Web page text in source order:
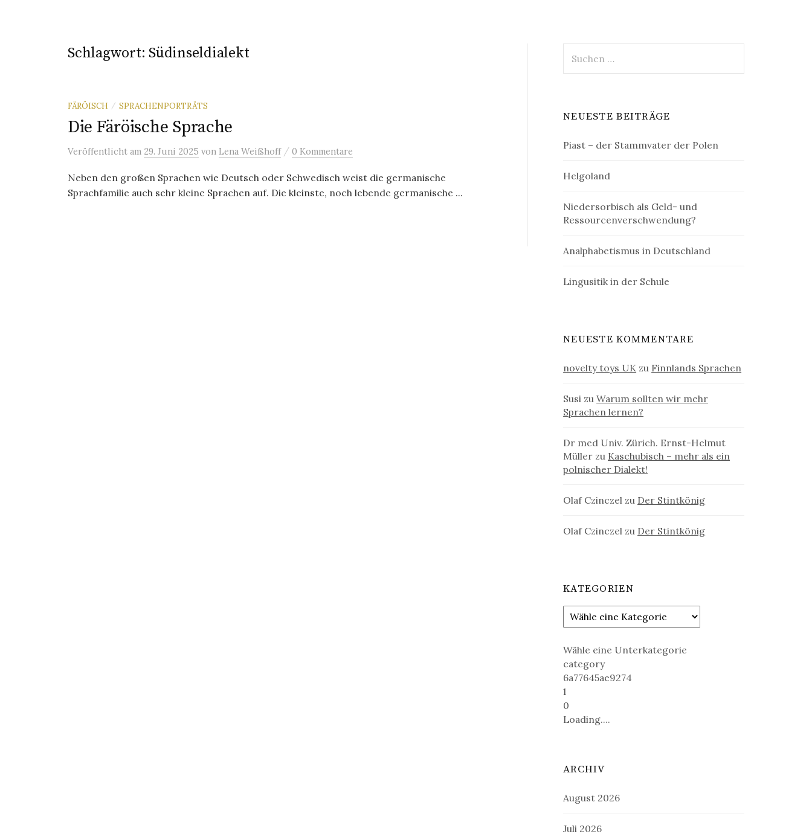
Schlagwort: Südinseldialekt
FÄRÖISCH / SPRACHENPORTRÄTS
Die Färöische Sprache
Veröffentlicht am 29. Juni 2025 von Lena Weißhoff / 0 Kommentare
Neben den großen Sprachen wie Deutsch oder Schwedisch weist die germanische
Sprachfamilie auch sehr kleine Sprachen auf. Die kleinste, noch lebende germanische ...
nach:
NEUESTE BEITRÄGE
Piast – der Stammvater der Polen
Helgoland
Niedersorbisch als Geld- und
Ressourcenverschwendung?
Analphabetismus in Deutschland
Lingusitik in der Schule
NEUESTE KOMMENTARE
novelty toys UK zu Finnlands Sprachen
Susi zuWarum sollten wir mehr
Sprachen lernen?
Dr med Univ. Zürich. Ernst-Helmut
Müller zu Kaschubisch – mehr als ein
polnischer Dialekt!
Olaf Czinczel zu Der Stintkönig
Olaf Czinczel zu Der Stintkönig
KATEGORIEN
Wähle eine Unterkategorie
category
6a77645ae9274
1
0
Loading....
ARCHIV
August 2026
Juli 2026